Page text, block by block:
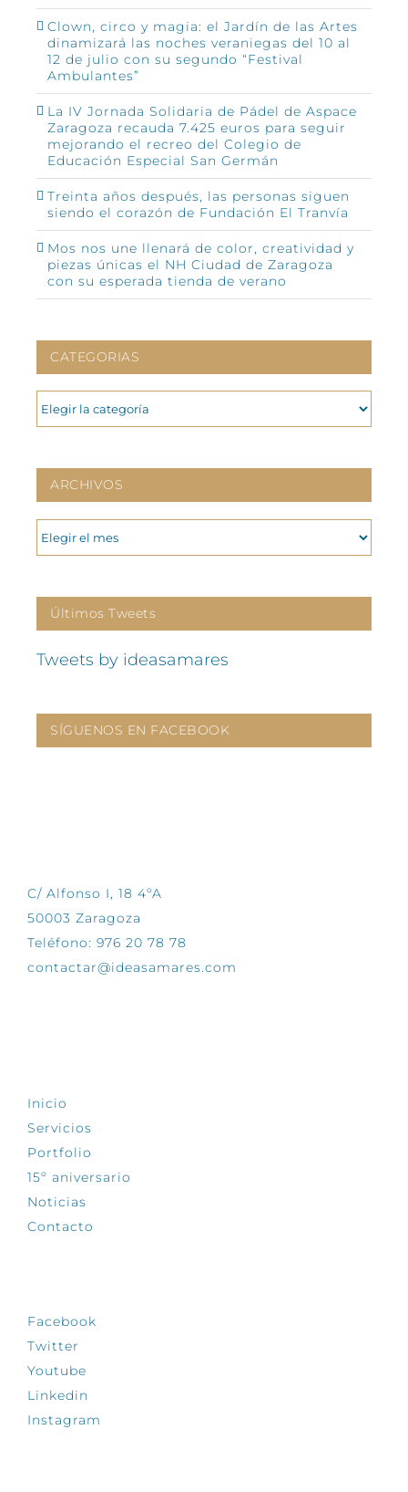
Clown, circo y magia: el Jardín de las Artes
dinamizará las noches veraniegas del 10 al
12 de julio con su segundo “Festival
Ambulantes”
La IV Jornada Solidaria de Pádel de Aspace
Zaragoza recauda 7.425 euros para seguir
mejorando el recreo del Colegio de
Educación Especial San Germán
Treinta años después, las personas siguen
siendo el corazón de Fundación El Tranvía
Mos nos une llenará de color, creatividad y
piezas únicas el NH Ciudad de Zaragoza
con su esperada tienda de verano
CATEGORIAS
CATEGORIAS
ARCHIVOS
ARCHIVOS
Últimos Tweets
Tweets by ideasamares
SÍGUENOS EN FACEBOOK
C/ Alfonso I, 18 4ºA
50003 Zaragoza
Teléfono: 976 20 78 78
contactar@ideasamares.com
Inicio
Servicios
Portfolio
15º aniversario
Noticias
Contacto
Facebook
Twitter
Youtube
Linkedin
Instagram